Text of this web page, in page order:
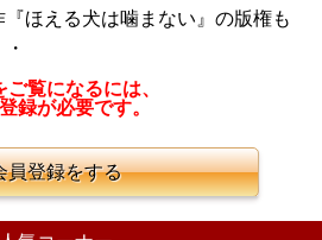
ほえる犬は噛まない』の版権も
ご覧になるには、
録が必要です。
員登録をする